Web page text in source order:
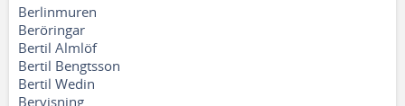
Berlinmuren
Beröringar
Bertil Almlöf
Bertil Bengtsson
Bertil Wedin
Bervisning